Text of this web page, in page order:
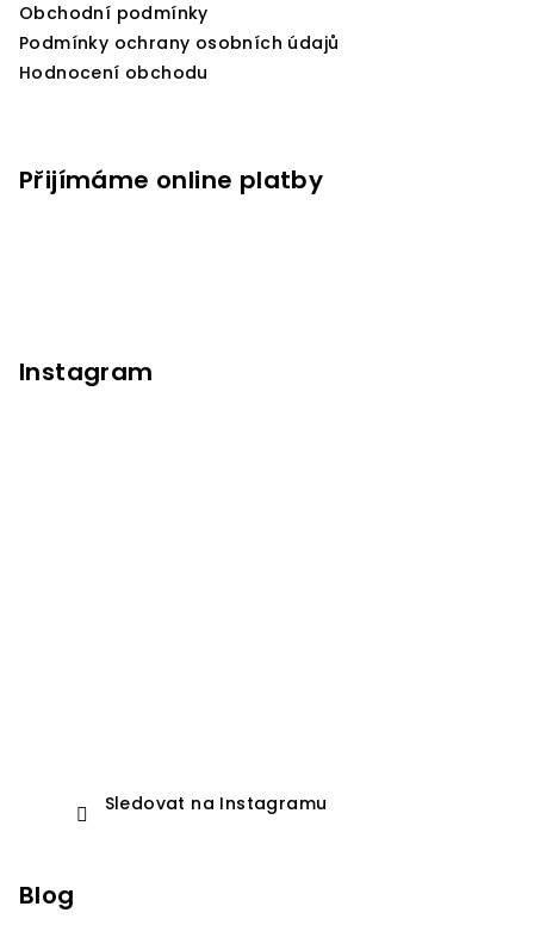
Obchodní podmínky
Podmínky ochrany osobních údajů
Hodnocení obchodu
Přijímáme online platby
Instagram
Sledovat na Instagramu
Blog